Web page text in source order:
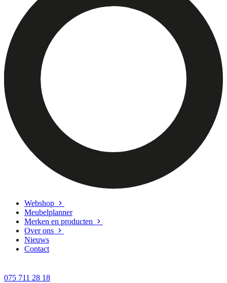
Webshop
Meubelplanner
Merken en producten
Over ons
Nieuws
Contact
075 711 28 18